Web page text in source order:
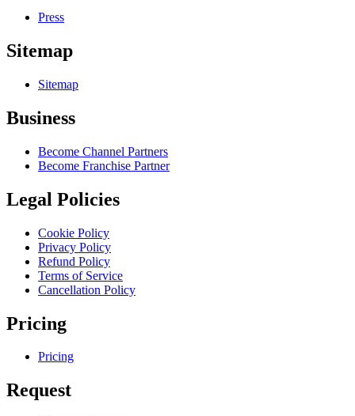
Press
Sitemap
Sitemap
Business
Become Channel Partners
Become Franchise Partner
Legal Policies
Cookie Policy
Privacy Policy
Refund Policy
Terms of Service
Cancellation Policy
Pricing
Pricing
Request